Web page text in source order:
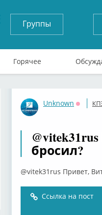
Группы
Горячее
Unknown
бросил?
@vitek31rus Привет,
Ссылка на пост